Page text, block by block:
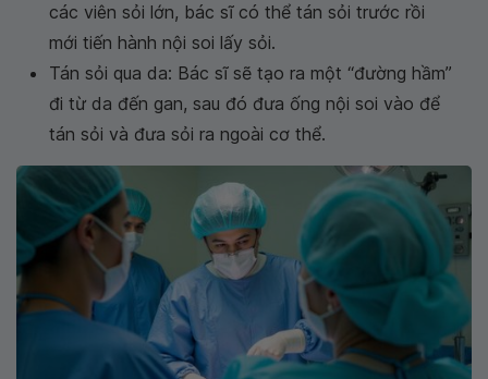
các viên sỏi lớn, bác sĩ có thể tán sỏi trước rồi
mới tiến hành nội soi lấy sỏi.
Tán sỏi qua da: Bác sĩ sẽ tạo ra một “đường hầm”
đi từ da đến gan, sau đó đưa ống nội soi vào để
tán sỏi và đưa sỏi ra ngoài cơ thể.